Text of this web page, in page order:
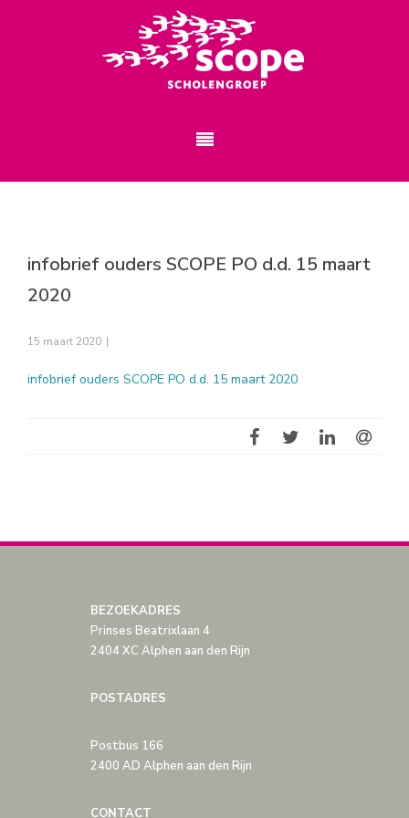
infobrief ouders SCOPE PO d.d. 15 maart
2020
15 maart 2020 |
infobrief ouders SCOPE PO d.d. 15 maart 2020
BEZOEKADRES
Prinses Beatrixlaan 4
2404 XC Alphen aan den Rijn
POSTADRES
Postbus 166
2400 AD Alphen aan den Rijn
CONTACT